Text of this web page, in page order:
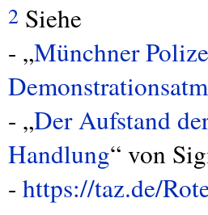
2 Siehe
- „Münchner
- „Der Aufstand
Handlung“ von
- https://taz.de/